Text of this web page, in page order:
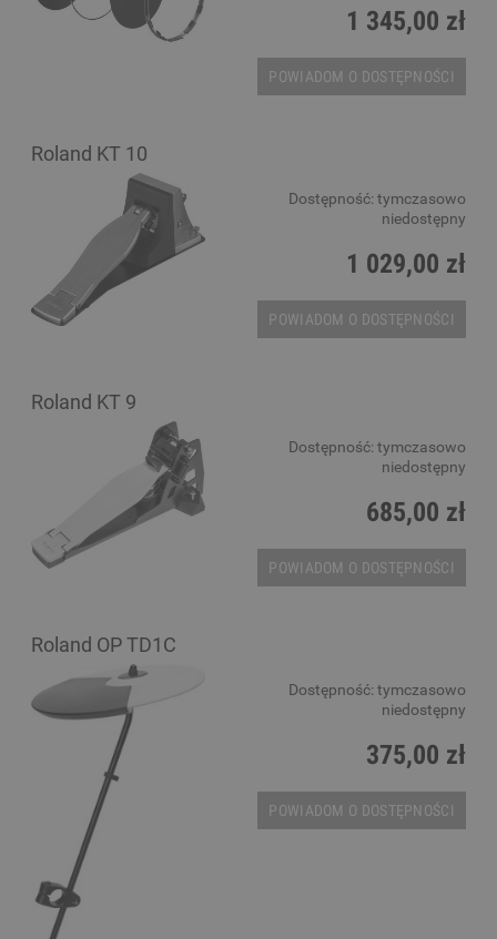
1 345,00 zł
POWIADOM O DOSTĘPNOŚCI
Roland KT 10
Dostępność: tymczasowo
niedostępny
1 029,00 zł
POWIADOM O DOSTĘPNOŚCI
Roland KT 9
Dostępność: tymczasowo
niedostępny
685,00 zł
POWIADOM O DOSTĘPNOŚCI
Roland OP TD1C
Dostępność: tymczasowo
niedostępny
375,00 zł
POWIADOM O DOSTĘPNOŚCI